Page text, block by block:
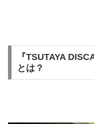
『TSUTAYA
とは？